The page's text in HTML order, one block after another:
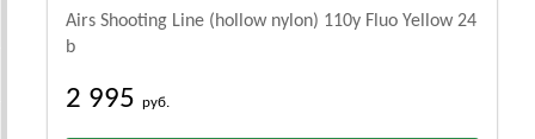
Airs Shooting Line (hollow nylon) 110y Fluo Yellow 24
b
2 995 руб.